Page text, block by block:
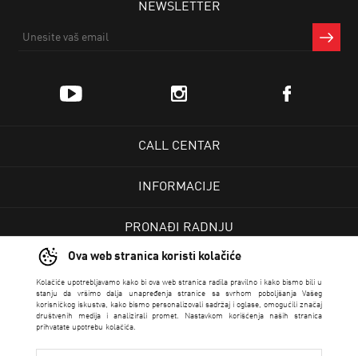
Ova web stranica koristi kolačiće
Kolačiće upotrebljavamo kako bi ova web stranica radila pravilno i kako bismo bili u
stanju da vršimo dalja unapređenja stranice sa svrhom poboljšanja Vašeg
korisničkog iskustva, kako bismo personalizovali sadržaj i oglase, omogućili značaj
društvenih medija i analizirali promet. Nastavkom korišćenja naših stranica
prihvatate upotrebu kolačića.
NEWSLETTER
CALL CENTAR
INFORMACIJE
PRONAĐI RADNJU
USLOVI PRODAJE